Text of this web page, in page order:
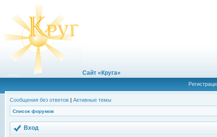
Сайт «Круга»
Сообщения без ответов | Активные темы
Список форумов
Вход